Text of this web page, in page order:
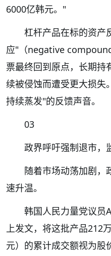
6000亿韩元。"
杠杆产品在标的资产
应"（negative
票最终回到原点，长期持
续被侵蚀而遭受更大损失
持续蒸发"的反馈声音。
03
政界呼吁强制退市，
随着市场动荡加剧，
速升温。
韩国人民力量党议
上发文，将这批产品212
元）的累计成交额视为股